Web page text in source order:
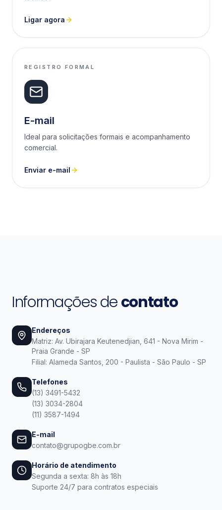
Ligar agora
REGISTRO FORMAL
E-mail
Ideal para solicitações formais e acompanhamento
comercial.
Enviar e-mail
Informações decontato
Endereços
Matriz: Av. Ubirajara Keutenedjian, 641 - Nova Mirim -
Praia Grande - SP
Filial: Alameda Santos, 200 - Paulista - São Paulo - SP
Telefones
(13) 3491-5432
(13) 3034-2804
(11) 3587-1494
E-mail
contato@grupogbe.com.br
Horário de atendimento
Segunda a sexta: 8h às 18h
Suporte 24/7 para contratos especiais